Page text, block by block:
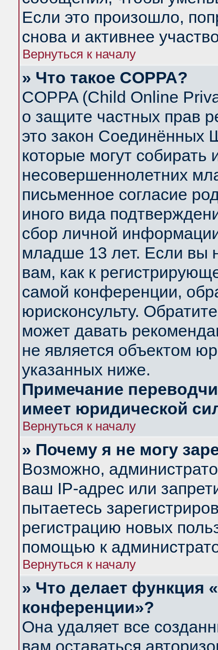
Если это произошло,
снова и активнее
Вернуться к началу
» Что такое COPPA?
COPPA (Child Online
о защите частных прав
это закон Соединённых
которые могут
несовершеннолетних
письменное согласие
иного вида
сбор личной
младше 13 лет. Если вы
вам, как к
самой конференции,
юрисконсульту.
может давать
не является объектом
указанных ниже.
Примечание
имеет юридической
Вернуться к началу
» Почему я не могу
Возможно,
ваш IP-адрес или
пытаетесь
регистрацию новых
помощью к
Вернуться к началу
» Что делает функция
конференции»?
Она удаляет все
вам оставаться